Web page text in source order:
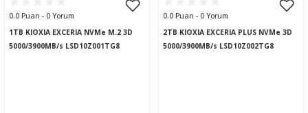
0.0 Puan - 0 Yorum
1TB KIOXIA EXCERIA NVMe M.2 3D
5000/3900MB/s LSD10Z001TG8
0.0 Puan - 0 Yorum
2TB KIOXIA EXCERIA PLUS NVMe 3D
5000/3900MB/s LSD10Z002TG8